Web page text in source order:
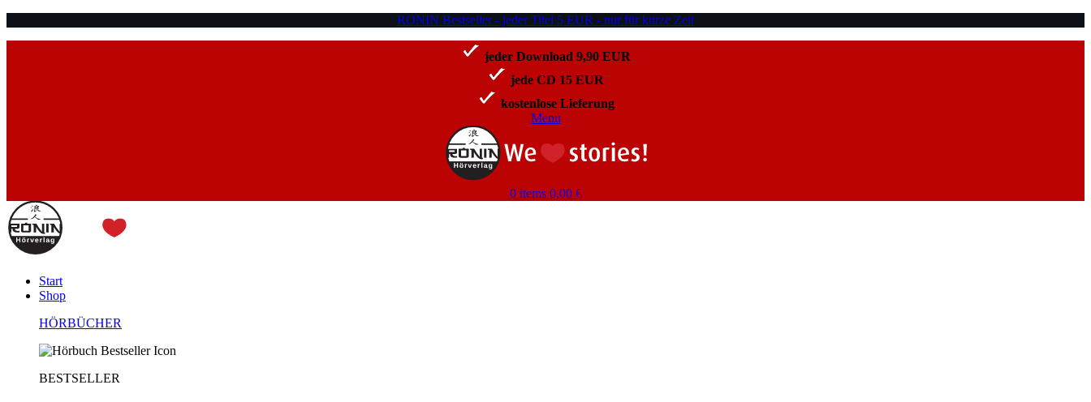
RONIN Bestseller - jeder Titel 5 EUR - nur für kurze Zeit
jeder Download 9,90 EUR
jede CD 15 EUR
kostenlose Lieferung
Menu
0 items 0,00 €
Start
Shop
HÖRBÜCHER
BESTSELLER